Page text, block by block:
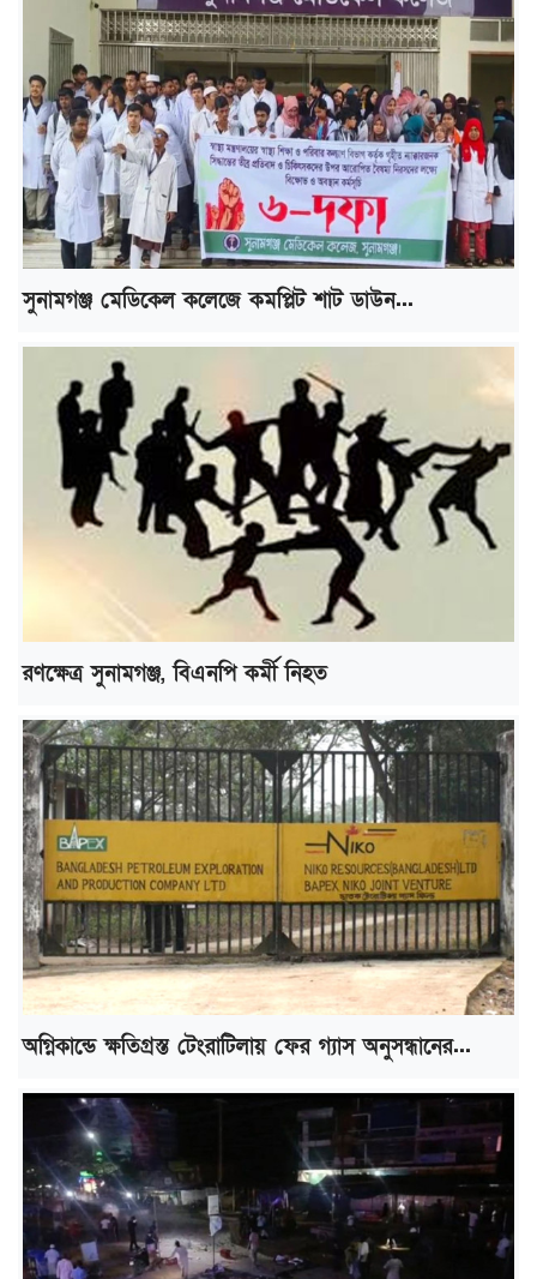
সুনামগঞ্জ মেডিকেল কলেজে কমপ্লিট শাট ডাউন...
রণক্ষেত্র সুনামগঞ্জ, বিএনপি কর্মী নিহত
অগ্নিকান্ডে ক্ষতিগ্রস্ত টেংরাটিলায় ফের গ্যাস অনুসন্ধানের...